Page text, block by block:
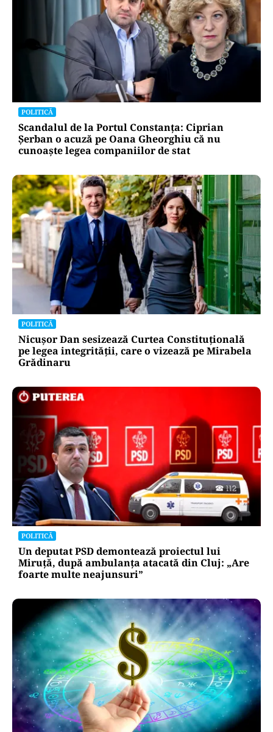
POLITICĂ
Scandalul de la Portul Constanța: Ciprian
Șerban o acuză pe Oana Gheorghiu că nu
cunoaște legea companiilor de stat
POLITICĂ
Nicușor Dan sesizează Curtea Constituțională
pe legea integrității, care o vizează pe Mirabela
Grădinaru
POLITICĂ
Un deputat PSD demontează proiectul lui
Miruță, după ambulanța atacată din Cluj: „Are
foarte multe neajunsuri”